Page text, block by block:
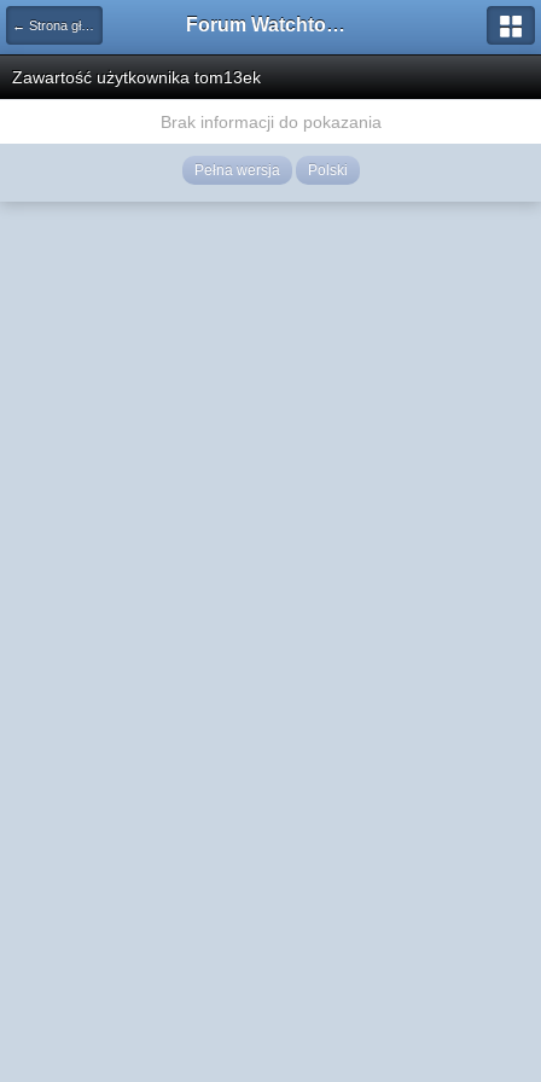
← Strona główna Forum Watchtower
Zawartość użytkownika tom13ek
Brak informacji do pokazania
Pełna wersja Polski